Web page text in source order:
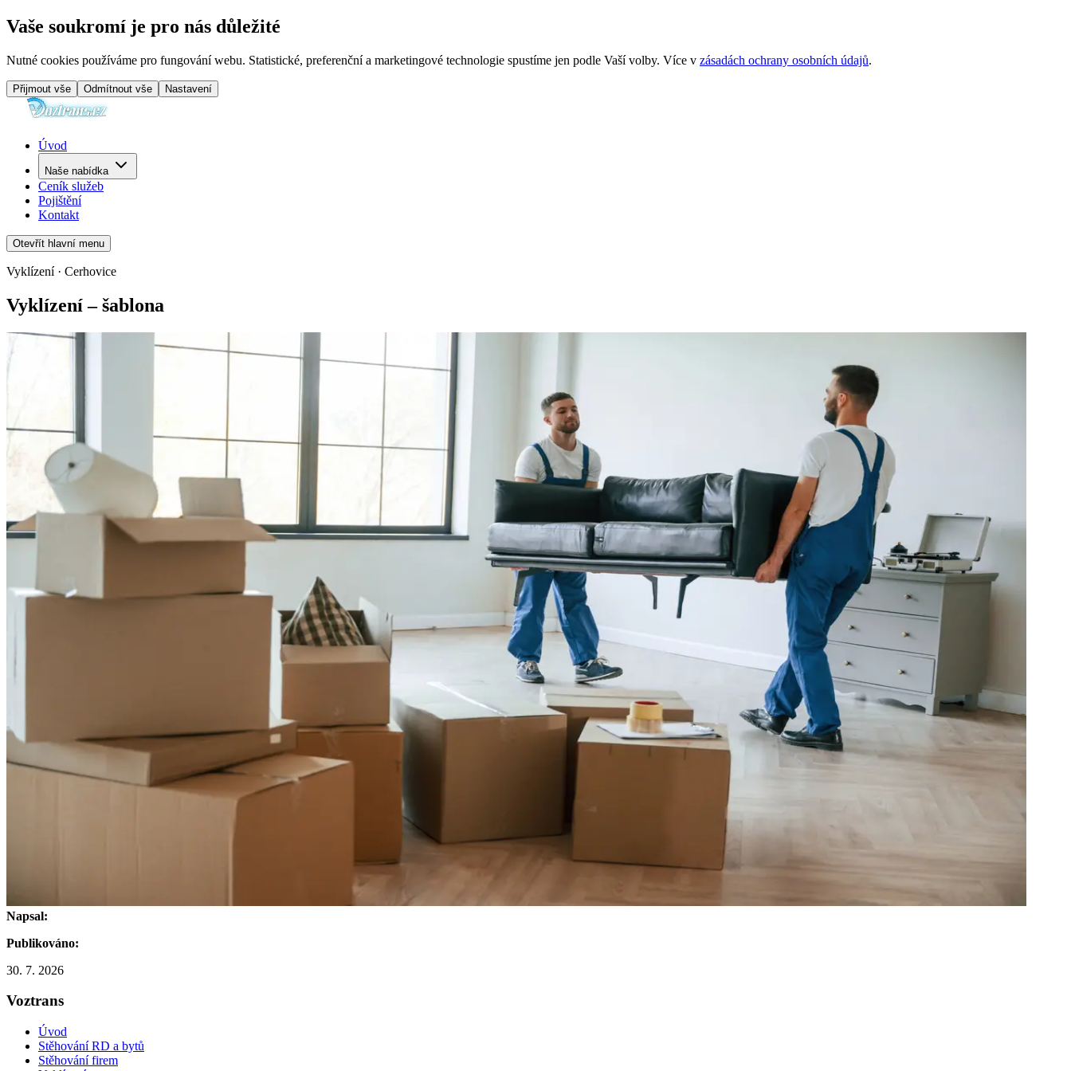
Vaše soukromí je pro nás důležité
Nutné cookies používáme pro fungování webu. Statistické, preferenční a marketingové technologie spustíme jen podle Vaší volby. Více v zásadách ochrany osobních údajů.
Přijmout vše Odmítnout vše Nastavení
Úvod
Naše nabídka
Ceník služeb
Pojištění
Kontakt
Otevřít hlavní menu
Vyklízení · Cerhovice
Vyklízení – šablona
Napsal:
Publikováno:
30. 7. 2026
Voztrans
Úvod
Stěhování RD a bytů
Stěhování firem